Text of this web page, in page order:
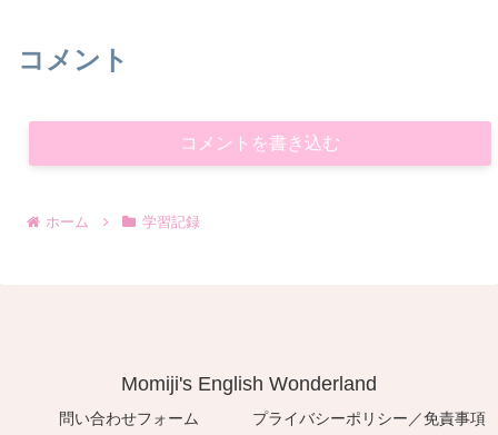
コメント
コメントを書き込む
ホーム 学習記録
Momiji's English Wonderland
問い合わせフォーム
プライバシーポリシー／免責事項